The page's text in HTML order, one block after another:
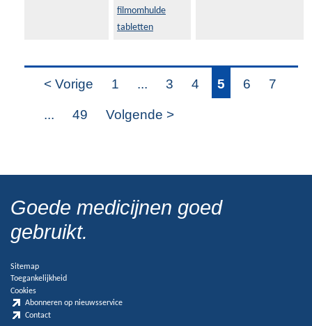
filmomhulde
tabletten
< Vorige 1 ... 3 4 5 6 7
... 49 Volgende >
Goede medicijnen goed
gebruikt.
Sitemap
Toegankelijkheid
Cookies
Abonneren op nieuwsservice
Contact